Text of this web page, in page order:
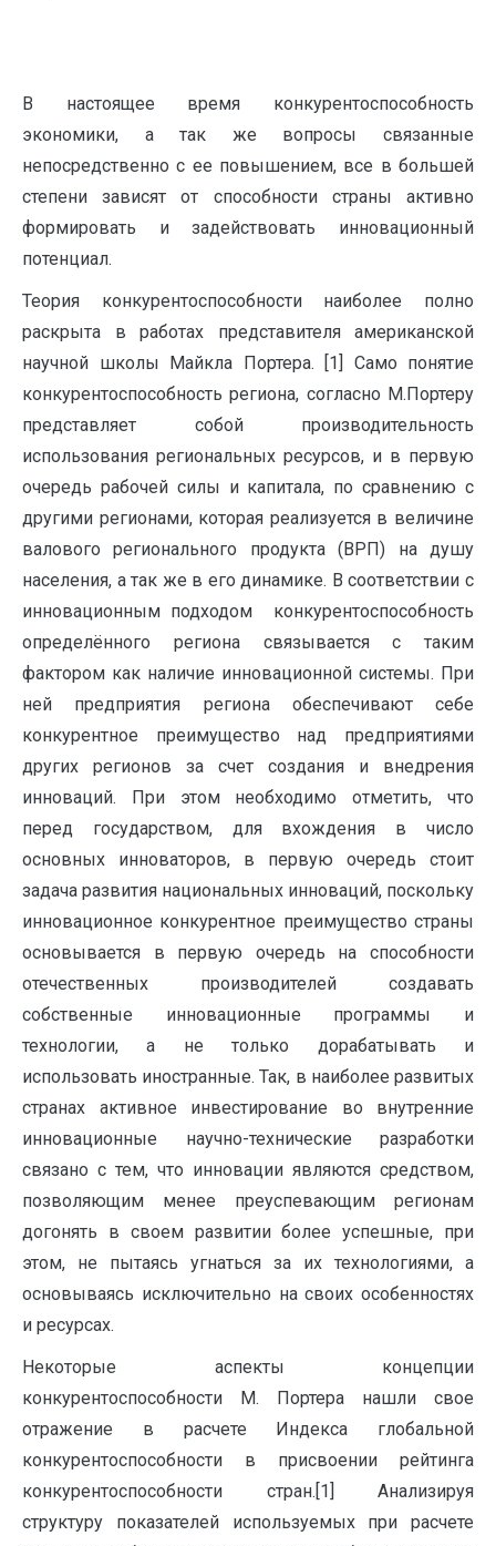
В настоящее время конкурентоспособность
экономики, а так же вопросы связанные
непосредственно с ее повышением, все в большей
степени зависят от способности страны активно
формировать и задействовать инновационный
потенциал.
Теория конкурентоспособности наиболее полно
раскрыта в работах представителя американской
научной школы Майкла Портера. [1] Само понятие
конкурентоспособность региона, согласно М.Портеру
представляет собой производительность
использования региональных ресурсов, и в первую
очередь рабочей силы и капитала, по сравнению с
другими регионами, которая реализуется в величине
валового регионального продукта (ВРП) на душу
населения, а так же в его динамике. В соответствии с
инновационным подходом конкурентоспособность
определённого региона связывается с таким
фактором как наличие инновационной системы. При
ней предприятия региона обеспечивают себе
конкурентное преимущество над предприятиями
других регионов за счет создания и внедрения
инноваций. При этом необходимо отметить, что
перед государством, для вхождения в число
основных инноваторов, в первую очередь стоит
задача развития национальных инноваций, поскольку
инновационное конкурентное преимущество страны
основывается в первую очередь на способности
отечественных производителей создавать
собственные инновационные программы и
технологии, а не только дорабатывать и
использовать иностранные. Так, в наиболее развитых
странах активное инвестирование во внутренние
инновационные научно-технические разработки
связано с тем, что инновации являются средством,
позволяющим менее преуспевающим регионам
догонять в своем развитии более успешные, при
этом, не пытаясь угнаться за их технологиями, а
основываясь исключительно на своих особенностях
и ресурсах.
Некоторые аспекты концепции
конкурентоспособности М. Портера нашли свое
отражение в расчете Индекса глобальной
конкурентоспособности в присвоении рейтинга
конкурентоспособности стран.[1] Анализируя
структуру показателей используемых при расчете